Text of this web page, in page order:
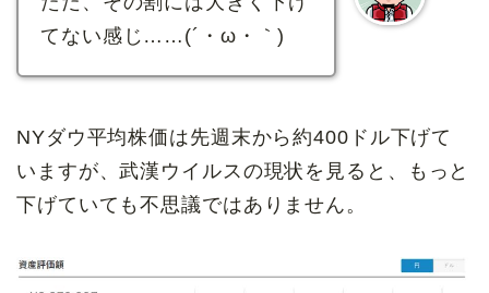
てない感じ……(´・ω・｀)
NYダウ平均株価は先週末から約400ドル下げて
いますが、武漢ウイルスの現状を見ると、もっと
下げていても不思議ではありません。